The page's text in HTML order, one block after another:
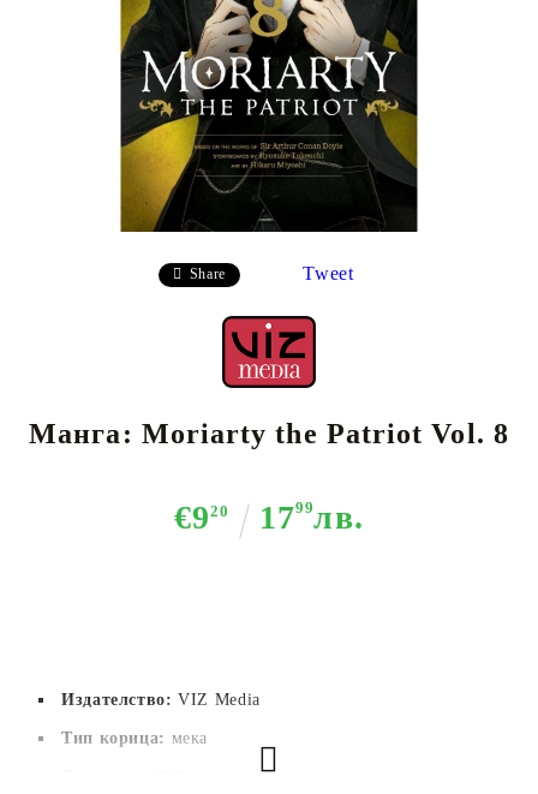
Share Tweet
Манга: Moriarty the Patriot Vol. 8
€920 1799лв.
Издателство:VIZ Media
Тип корица: мека